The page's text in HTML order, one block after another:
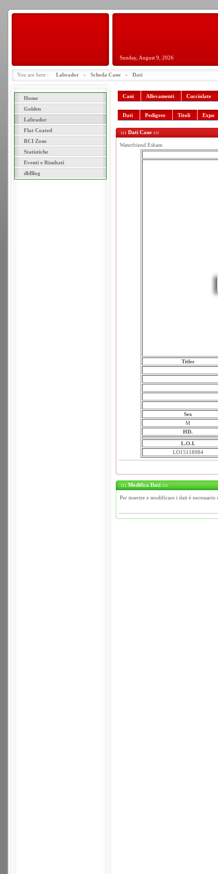
Sunday, August 9, 2026
You are here : Labrador » Scheda Cane » Dati
Home
Golden
Labrador
Flat Coated
RCI Zone
Statistiche
Eventi e Risultati
dbBlog
Cani Allevamenti Cucciolate
Dati Pedigree Titoli Expo
::: Dati Cane :::
Waterfriend Esham
Titles
Sex
M
HD.
L.O.I.
LO15118984
::: Modifica Dati :::
Per inserire e modificare i dati è necessario